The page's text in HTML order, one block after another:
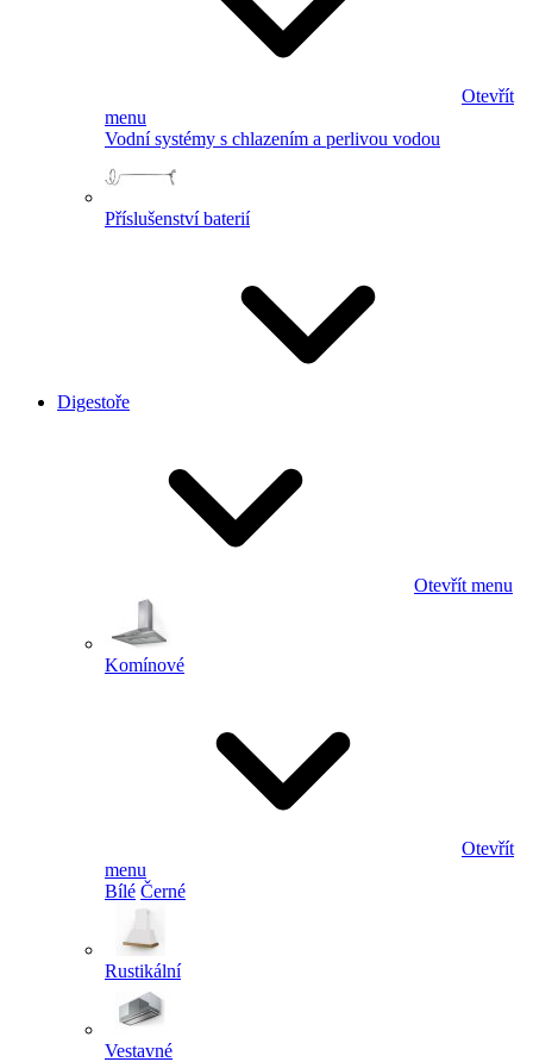
Otevřít
menu
Vodní systémy s chlazením a perlivou vodou
Příslušenství baterií
Digestoře
Otevřít menu
Komínové
Otevřít
menu
Bílé Černé
Rustikální
Vestavné